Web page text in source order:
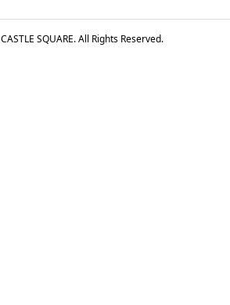
CASTLE SQUARE. All Rights Reserved.